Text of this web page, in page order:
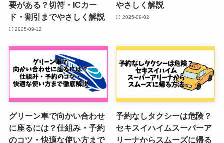
要がある？切符・ICカー
ド・割引までやさしく解説
2025-09-12
やさしく解説
2025-09-02
グリーン車で向かい合わせ
に座るには？仕組み・予約
のコツ・快適な使い方まで
予約なしタクシーは危険？
セキスイハイムスーパーア
リーナからスムーズに帰る